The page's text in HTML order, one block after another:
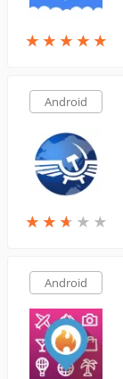
★ ★ ★ ★ ★
★ ★ ★ ★ ★
Android
★ ★ ★ ★ ★
★ ★ ★ ★ ★
Android